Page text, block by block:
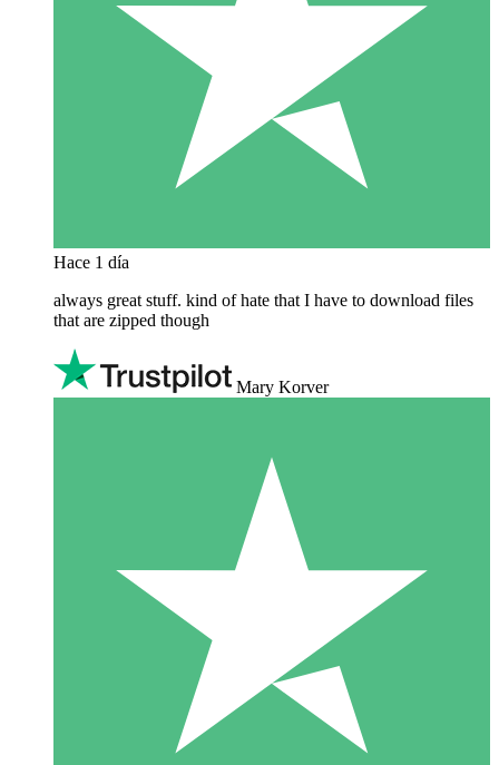
Hace 1 día
always great stuff. kind of hate that I have to download files
that are zipped though
Mary Korver